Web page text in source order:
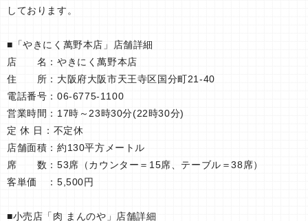
しております。
■「やきにく萬野本店」店舗詳細
店 名：やきにく萬野本店
住 所：大阪府大阪市天王寺区国分町21-40
電話番号：06-6775-1100
営業時間：17時～23時30分(22時30分)
定 休 日：不定休
店舗面積：約130平方メートル
席 数：53席（カウンター＝15席、テーブル＝38席）
客単価 ：5,500円
■小売店「肉 まんのや」店舗詳細